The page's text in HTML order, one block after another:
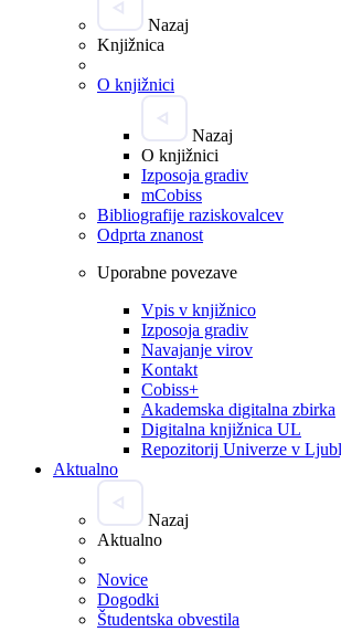
Nazaj
Knjižnica
O knjižnici
Nazaj
O knjižnici
Izposoja gradiv
mCobiss
Bibliografije raziskovalcev
Odprta znanost
Uporabne povezave
Vpis v knjižnico
Izposoja gradiv
Navajanje virov
Kontakt
Cobiss+
Akademska digitalna zbirka
Digitalna knjižnica UL
Repozitorij Univerze v
Aktualno
Nazaj
Aktualno
Novice
Dogodki
Študentska obvestila